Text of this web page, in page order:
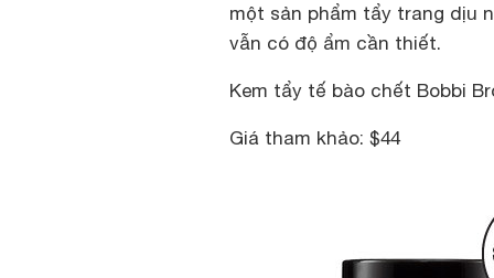
một sản phẩm tẩy trang dịu
vẫn có độ ẩm cần thiết.
Kem tẩy tế bào chết Bobbi
Giá tham khảo: $44